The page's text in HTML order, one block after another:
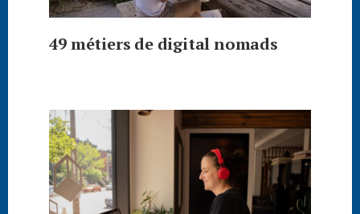
49 métiers de digital nomads